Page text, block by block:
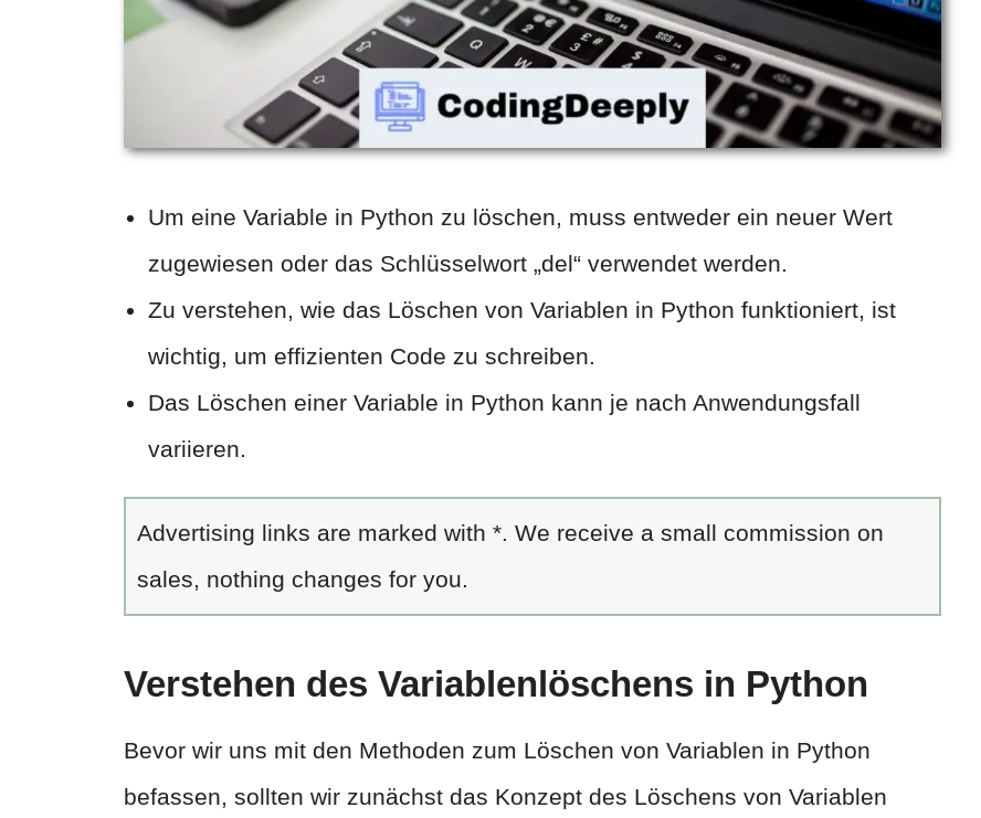
Um eine Variable in Python zu löschen, muss entweder ein neuer Wert
zugewiesen oder das Schlüsselwort „del“ verwendet werden.
Zu verstehen, wie das Löschen von Variablen in Python funktioniert, ist
wichtig, um effizienten Code zu schreiben.
Das Löschen einer Variable in Python kann je nach Anwendungsfall
variieren.
Advertising links are marked with *. We receive a small commission on
sales, nothing changes for you.
Verstehen des Variablenlöschens in Python
Bevor wir uns mit den Methoden zum Löschen von Variablen in Python
befassen, sollten wir zunächst das Konzept des Löschens von Variablen